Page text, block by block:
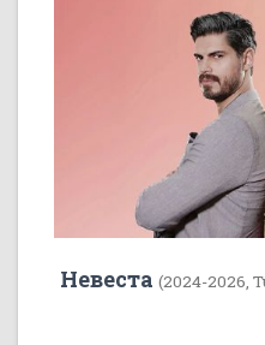
Невеста (2024-2026,